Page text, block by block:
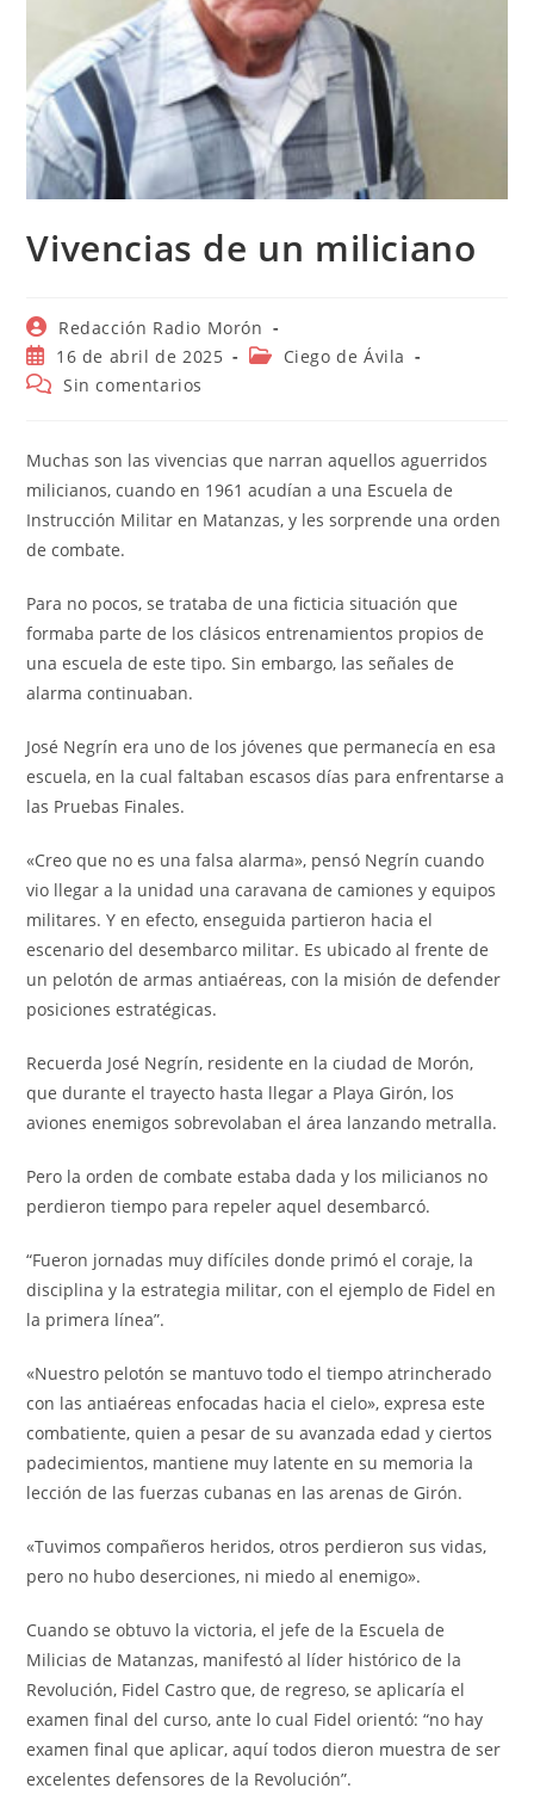
Vivencias de un miliciano
Autor
de
la
entrada:
Redacción Radio Morón
Publicación
de
16 de abril de 2025
Categoría
Ciego de Ávila
Comentarios
entrada:
Sin comentarios
Muchas son las vivencias que narran aquellos aguerridos
milicianos, cuando en 1961 acudían a una Escuela de
Instrucción Militar en Matanzas, y les sorprende una orden
de combate.
Para no pocos, se trataba de una ficticia situación que
formaba parte de los clásicos entrenamientos propios de
una escuela de este tipo. Sin embargo, las señales de
alarma continuaban.
José Negrín era uno de los jóvenes que permanecía en esa
escuela, en la cual faltaban escasos días para enfrentarse a
las Pruebas Finales.
«Creo que no es una falsa alarma», pensó Negrín cuando
vio llegar a la unidad una caravana de camiones y equipos
militares. Y en efecto, enseguida partieron hacia el
escenario del desembarco militar. Es ubicado al frente de
un pelotón de armas antiaéreas, con la misión de defender
posiciones estratégicas.
Recuerda José Negrín, residente en la ciudad de Morón,
que durante el trayecto hasta llegar a Playa Girón, los
aviones enemigos sobrevolaban el área lanzando metralla.
Pero la orden de combate estaba dada y los milicianos no
perdieron tiempo para repeler aquel desembarcó.
“Fueron jornadas muy difíciles donde primó el coraje, la
disciplina y la estrategia militar, con el ejemplo de Fidel en
la primera línea”.
«Nuestro pelotón se mantuvo todo el tiempo atrincherado
con las antiaéreas enfocadas hacia el cielo», expresa este
combatiente, quien a pesar de su avanzada edad y ciertos
padecimientos, mantiene muy latente en su memoria la
lección de las fuerzas cubanas en las arenas de Girón.
«Tuvimos compañeros heridos, otros perdieron sus vidas,
pero no hubo deserciones, ni miedo al enemigo».
Cuando se obtuvo la victoria, el jefe de la Escuela de
Milicias de Matanzas, manifestó al líder histórico de la
Revolución, Fidel Castro que, de regreso, se aplicaría el
examen final del curso, ante lo cual Fidel orientó: “no hay
examen final que aplicar, aquí todos dieron muestra de ser
excelentes defensores de la Revolución”.